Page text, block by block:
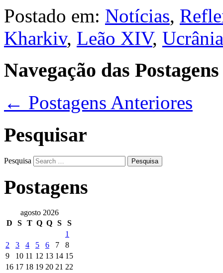
Postado em: Notícias,
Kharkiv, Leão XIV, Ucrânia
Navegação das Postagens
← Postagens Anteriores
Pesquisar
Pesquisa
Postagens
agosto 2026
D
S T Q Q S
S
1
2
3 4 5 6 7
8
9
10 11 12 13 14 15
16 17 18 19 20 21 22